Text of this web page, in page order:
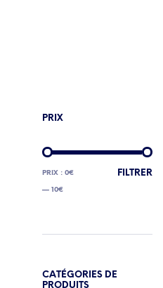
PRIX
PRIX
MIN
PRIX
MAX
FILTRER
PRIX : 0€
— 10€
CATÉGORIES DE
PRODUITS